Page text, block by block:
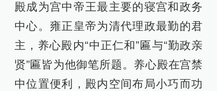
殿成为宫中帝王最主要的寝宫和政务
中心。雍正皇帝为清代理政最勤的君
主，养心殿内“中正仁和”匾与“勤政亲
贤”匾皆为他御笔所题。养心殿在宫禁
中位置便利，殿内空间布局小巧而功